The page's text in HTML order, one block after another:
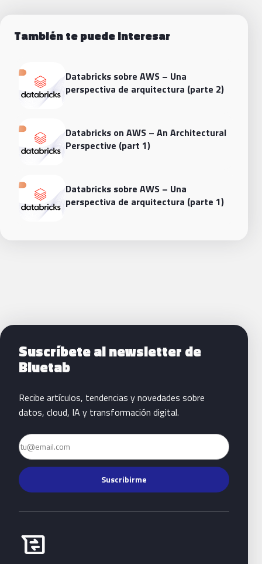
También te puede interesar
Databricks sobre AWS – Una
perspectiva de arquitectura (parte 2)
Databricks on AWS – An Architectural
Perspective (part 1)
Databricks sobre AWS – Una
perspectiva de arquitectura (parte 1)
Siguientes pasos con Bluetab
Suscríbete al newsletter de
Bluetab
Recibe artículos, tendencias y novedades sobre
datos, cloud, IA y transformación digital.
Email
Suscribirme
business_messages
Habla con Bluetab